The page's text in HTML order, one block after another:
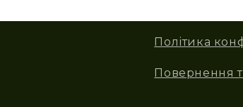
Політика
Повернення